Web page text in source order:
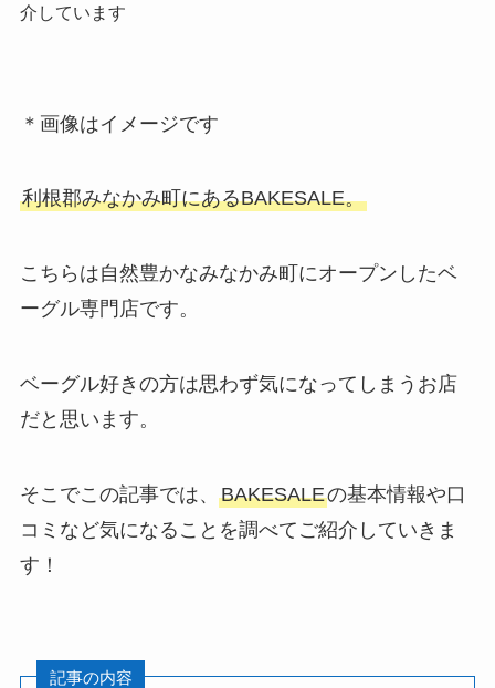
介しています
＊画像はイメージです
利根郡みなかみ町にあるBAKESALE。
こちらは自然豊かなみなかみ町にオープンしたベ
ーグル専門店です。
ベーグル好きの方は思わず気になってしまうお店
だと思います。
そこでこの記事では、 BAKESALEの基本情報や口
コミなど気になることを調べてご紹介していきま
す！
記事の内容